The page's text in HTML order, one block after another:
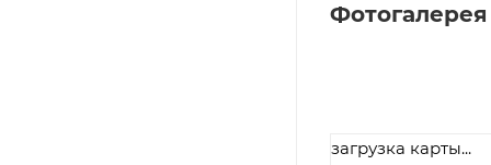
Фотогалерея
загрузка карты...